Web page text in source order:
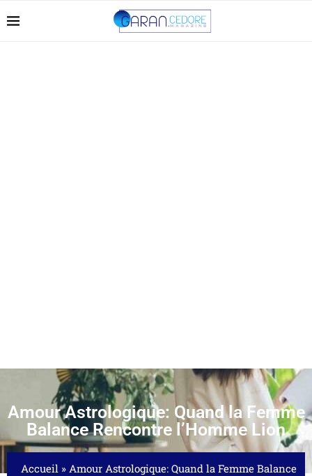
Amour Astrologique: Quand la Femme
Balance Rencontre l’Homme Lion
Accueil » Amour Astrologique: Quand la Femme Balance